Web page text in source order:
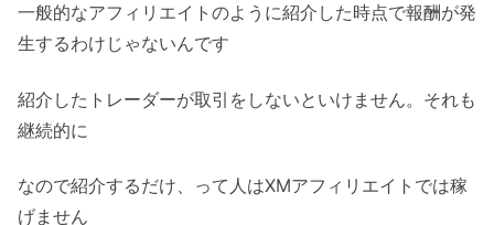
一般的なアフィリエイトのように紹介した時点で報酬が発
生するわけじゃないんです
紹介したトレーダーが取引をしないといけません。それも
継続的に
なので紹介するだけ、って人はXMアフィリエイトでは稼
げません